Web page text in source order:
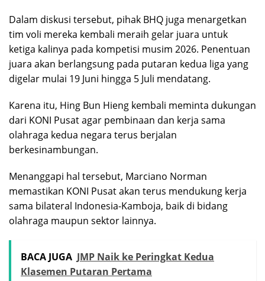
Dalam diskusi tersebut, pihak BHQ juga menargetkan
tim voli mereka kembali meraih gelar juara untuk
ketiga kalinya pada kompetisi musim 2026. Penentuan
juara akan berlangsung pada putaran kedua liga yang
digelar mulai 19 Juni hingga 5 Juli mendatang.
Karena itu, Hing Bun Hieng kembali meminta dukungan
dari KONI Pusat agar pembinaan dan kerja sama
olahraga kedua negara terus berjalan
berkesinambungan.
Menanggapi hal tersebut, Marciano Norman
memastikan KONI Pusat akan terus mendukung kerja
sama bilateral Indonesia-Kamboja, baik di bidang
olahraga maupun sektor lainnya.
BACA JUGA JMP Naik ke Peringkat Kedua
Klasemen Putaran Pertama